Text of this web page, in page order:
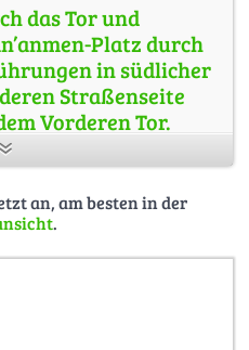
das Tor und
Platz durch
in südlicher
Straßenseite
Vorderen Tor.
an, am besten in der
.